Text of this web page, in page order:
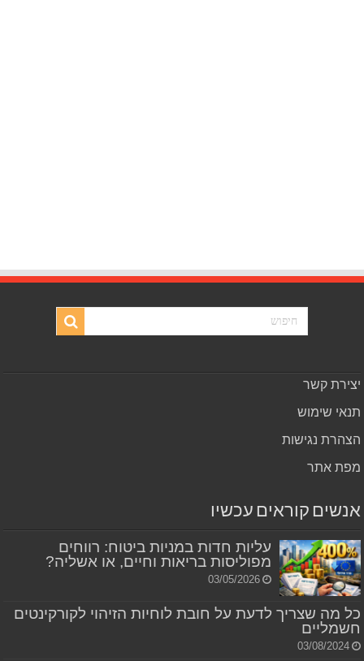
יצירת קשר
תנאי שימוש
הצהרת נגישות
מפת אתר
אנשים קוראים עכשיו
עליות חדות במניות ביטוח: רווחים
מפוליסות בריאות וחיים, או אשליה?
03/05/2026
כל מה שצריך לדעת על חובת לוחיות הזיהוי לקורקינטים
חשמליים
03/08/2024